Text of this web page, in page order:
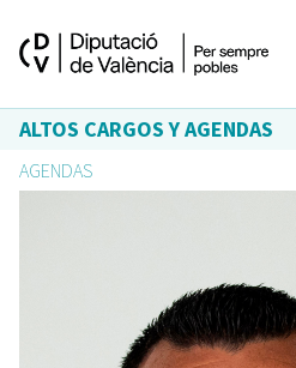
ALTOS CARGOS Y AGENDAS
AGENDAS